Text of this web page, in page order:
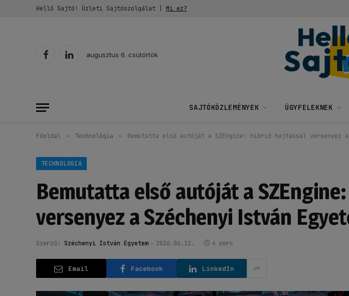
Helló Sajtó! Üzleti Sajtószolgálat | Mi ez?
FacebookLinkedIn
augusztus 6. csütörtök
SAJTÓKÖZLEMÉNYEK ÜGYFELEKNEK
Főoldal » Technológia » Bemutatta első autóját a SZEngine: hibrid hajtással versenyez
TECHNOLÓGIA
Bemutatta első autóját a
versenyez a Széchenyi István
Szerző: Széchenyi István Egyetem 2026.06.12. 4 perc
Email Facebook LinkedIn